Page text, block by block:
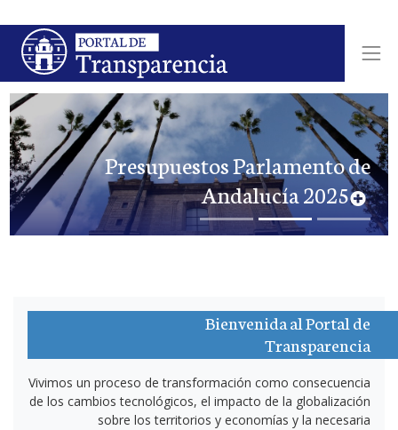
Presupuestos Parlamento de
Andalucía 2025
Next
Bienvenida al Portal de
Transparencia
Vivimos un proceso de transformación como consecuencia
de los cambios tecnológicos, el impacto de la globalización
sobre los territorios y economías y la necesaria